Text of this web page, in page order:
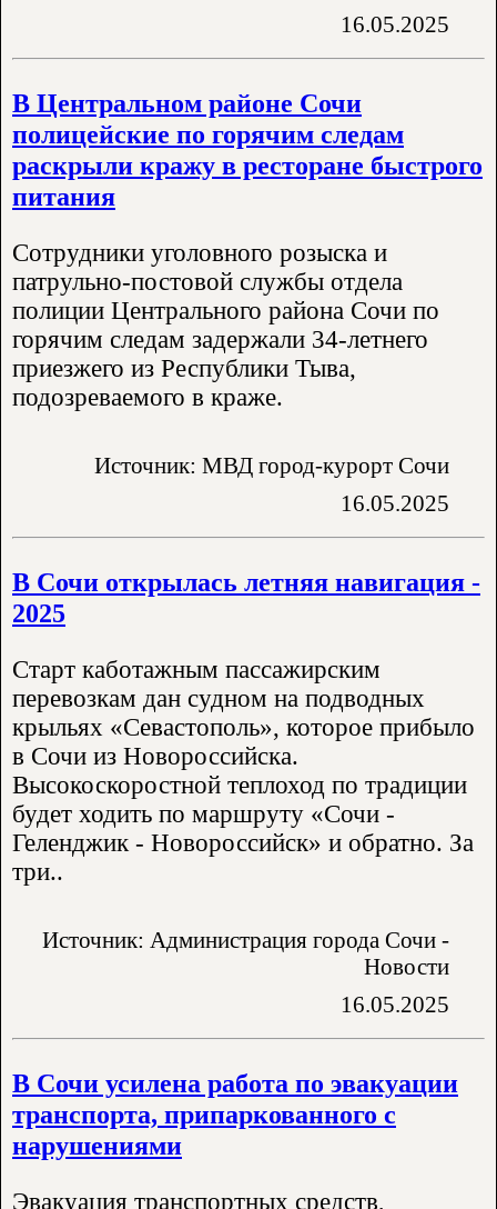
16.05.2025
В Центральном районе Сочи
полицейские по горячим следам
раскрыли кражу в ресторане быстрого
питания
Сотрудники уголовного розыска и
патрульно-постовой службы отдела
полиции Центрального района Сочи по
горячим следам задержали 34-летнего
приезжего из Республики Тыва,
подозреваемого в краже.
Источник: МВД город-курорт Сочи
16.05.2025
В Сочи открылась летняя навигация -
2025
Старт каботажным пассажирским
перевозкам дан судном на подводных
крыльях «Севастополь», которое прибыло
в Сочи из Новороссийска.
Высокоскоростной теплоход по традиции
будет ходить по маршруту «Сочи -
Геленджик - Новороссийск» и обратно. За
три..
Источник: Администрация города Сочи -
Новости
16.05.2025
В Сочи усилена работа по эвакуации
транспорта, припаркованного с
нарушениями
Эвакуация транспортных средств,